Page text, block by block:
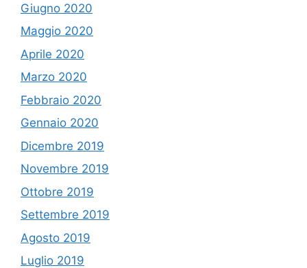
Giugno 2020
Maggio 2020
Aprile 2020
Marzo 2020
Febbraio 2020
Gennaio 2020
Dicembre 2019
Novembre 2019
Ottobre 2019
Settembre 2019
Agosto 2019
Luglio 2019